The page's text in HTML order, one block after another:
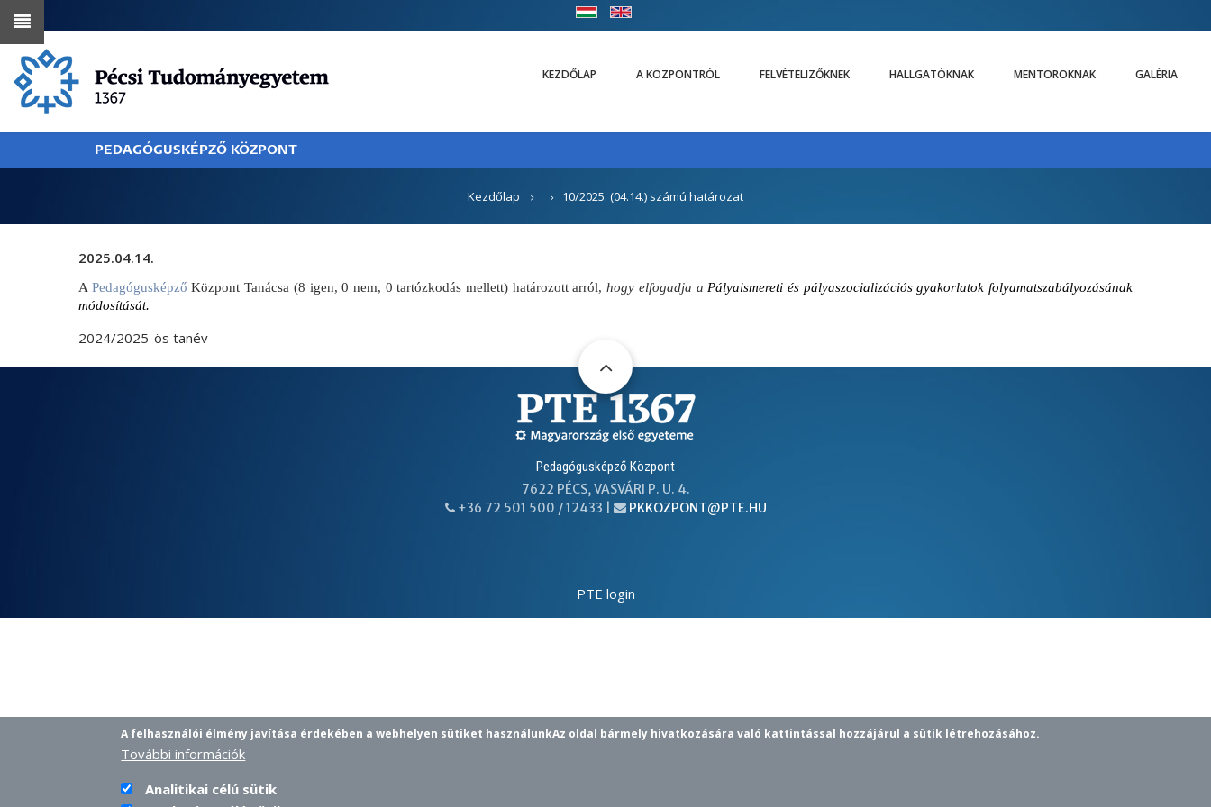
Ugrás
tartalomra
KEZDŐLAP A KÖZPONTRÓL FELVÉTELIZŐKNEK HALLGATÓKNAK MENTOROKNAK GALÉRIA
PEDAGÓGUSKÉPZŐ KÖZPONT
Kezdőlap 10/2025. (04.14.) számú határozat
2025.04.14.
A Pedagógusképző Központ Tanácsa (8 igen, 0 nem, 0 tartózkodás mellett) határozott arról,hogy elfogadja a Pályaismereti és pályaszocializációs gyakorlatok folyamatszabályozásának
módosítását.
2024/2025-ös tanév
Pedagógusképző Központ
7622 PÉCS, VASVÁRI P. U. 4.
PHONE
+36 72 501 500 / 12433 | EMAIL
PKKOZPONT@PTE.HU
PTE login
A felhasználói élmény javítása érdekében a webhelyen sütiket használunkAz oldal bármely hivatkozására való kattintással hozzájárul a sütik létrehozásához.
További információk
Analitikai célú sütik